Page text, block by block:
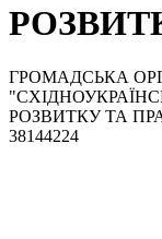
ГРОМАДСЬКА
РОЗВИТКУ ТА
38144224